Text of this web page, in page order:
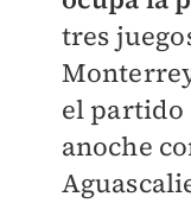
tres
el partido
anoche